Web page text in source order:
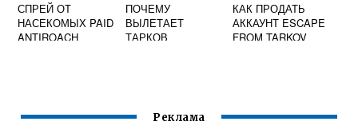
СПРЕЙ ОТ
НАСЕКОМЫХ PAID
ANTIROACH
ПОЧЕМУ
ВЫЛЕТАЕТ
ТАРКОВ
КАК ПРОДАТЬ
АККАУНТ ESCAPE
FROM TARKOV
Реклама